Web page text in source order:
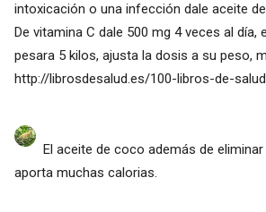
intoxicación o una infección dale aceite
De vitamina C dale 500 mg 4 veces al día,
pesara 5 kilos, ajusta la dosis a su peso,
http://librosdesalud.es/100-libros-de-
El aceite de coco además de
aporta muchas calorias.